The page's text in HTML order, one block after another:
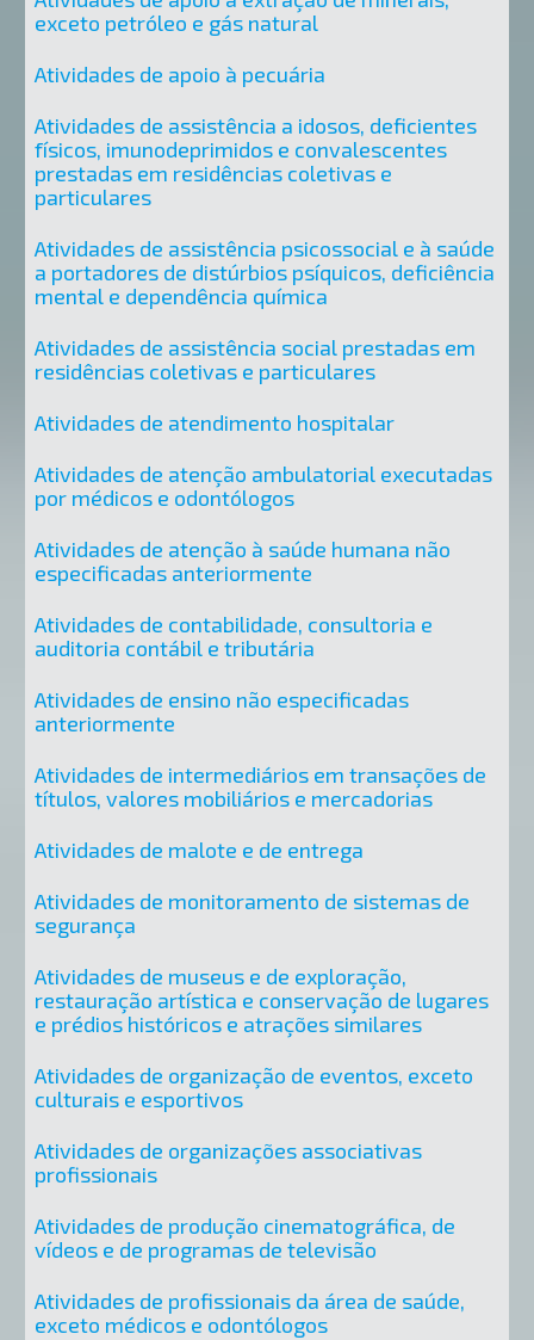
exceto petróleo e gás natural
Atividades de apoio à pecuária
Atividades de assistência a idosos, deficientes
físicos, imunodeprimidos e convalescentes
prestadas em residências coletivas e
particulares
Atividades de assistência psicossocial e à saúde
a portadores de distúrbios psíquicos, deficiência
mental e dependência química
Atividades de assistência social prestadas em
residências coletivas e particulares
Atividades de atendimento hospitalar
Atividades de atenção ambulatorial executadas
por médicos e odontólogos
Atividades de atenção à saúde humana não
especificadas anteriormente
Atividades de contabilidade, consultoria e
auditoria contábil e tributária
Atividades de ensino não especificadas
anteriormente
Atividades de intermediários em transações de
títulos, valores mobiliários e mercadorias
Atividades de malote e de entrega
Atividades de monitoramento de sistemas de
segurança
Atividades de museus e de exploração,
restauração artística e conservação de lugares
e prédios históricos e atrações similares
Atividades de organização de eventos, exceto
culturais e esportivos
Atividades de organizações associativas
profissionais
Atividades de produção cinematográfica, de
vídeos e de programas de televisão
Atividades de profissionais da área de saúde,
exceto médicos e odontólogos